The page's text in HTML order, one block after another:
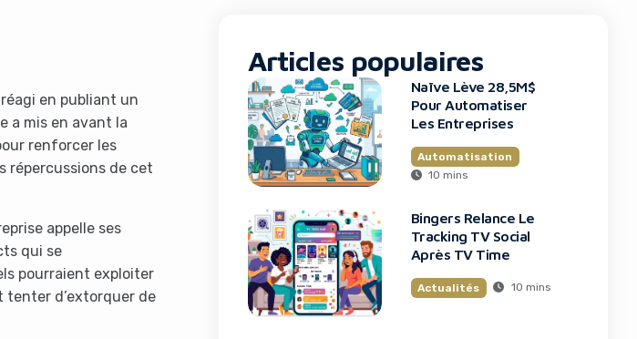
en publiant un
a mis en avant la
renforcer les
répercussions de cet
appelle ses
qui se
pourraient exploiter
tenter d’extorquer de
Articles populaires
Naïve Lève 28,5M$
Pour Automatiser
Les Entreprises
Automatisation
10 mins
Bingers Relance Le
Tracking TV Social
Après TV Time
Actualités 10 mins